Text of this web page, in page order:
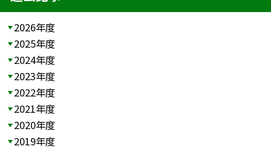
2026年度
2025年度
2024年度
2023年度
2022年度
2021年度
2020年度
2019年度